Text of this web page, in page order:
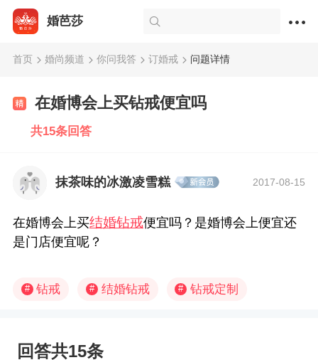
婚芭莎
首页 婚尚频道 你问我答 订婚戒 问题详情
在婚博会上买钻戒便宜吗
共15条回答
抹茶味的冰激凌雪糕 2017-08-15
在婚博会上买结婚钻戒便宜吗？是婚博会上便宜还
是门店便宜呢？
# 钻戒 # 结婚钻戒 # 钻戒定制
回答共15条